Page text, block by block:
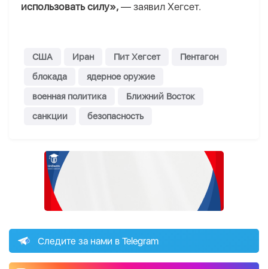
использовать силу», — заявил Хегсет.
США Иран Пит Хегсет
Пентагон
блокада
ядерное оружие
военная политика
Ближний Восток
санкции
безопасность
Следите за нами в Telegram